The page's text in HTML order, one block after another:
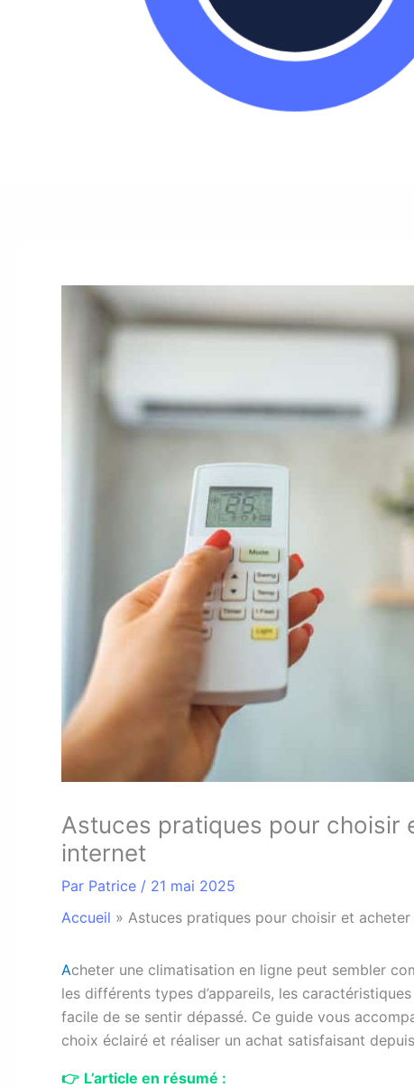
Astuces pratiques pour choisir
internet
Par Patrice / 21 mai 2025
Accueil » Astuces pratiques pour choisir et
Acheter une climatisation en ligne peut sembler
les différents types d’appareils, les
facile de se sentir dépassé. Ce guide vous
choix éclairé et réaliser un achat satisfaisant
👉 L’article en résumé :